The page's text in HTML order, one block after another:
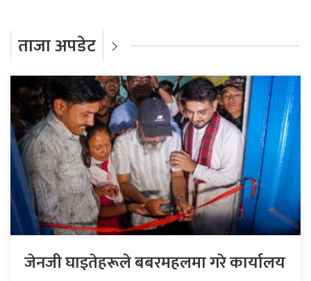
ताजा अपडेट
जेनजी घाइतेहरूले बबरमहलमा गरे कार्यालय